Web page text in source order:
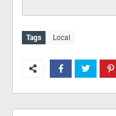
Tags Local